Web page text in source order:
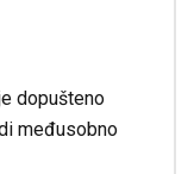
dopušteno
međusobno